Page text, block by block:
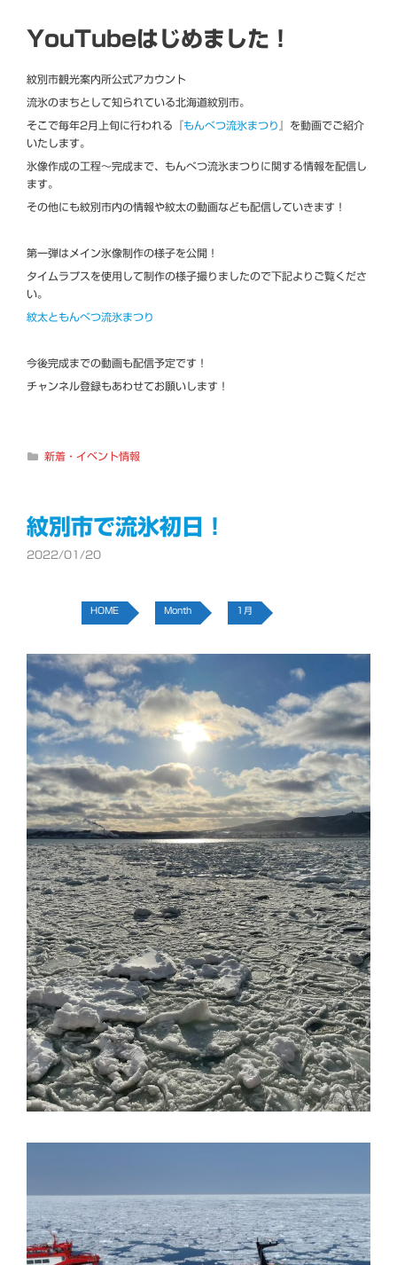
YouTubeはじめました！
紋別市観光案内所公式アカウント
流氷のまちとして知られている北海道紋別市。
そこで毎年2月上旬に行われる『もんべつ流氷まつり
』を動画でご紹介
いたします。
氷像作成の工程～完成まで、もんべつ流氷まつりに関する情報を配信し
ます。
その他にも紋別市内の情報や紋太の動画なども配信していきます！
第一弾はメイン氷像制作の様子を公開！
タイムラプスを使用して制作の様子撮りましたので下記よりご覧くださ
い。
紋太ともんべつ流氷まつり
今後完成までの動画も配信予定です！
チャンネル登録もあわせてお願いします！
カ
ー
新着・イベント情報
紋別市で流氷初日！
2022/01/20
HOME Month 1月